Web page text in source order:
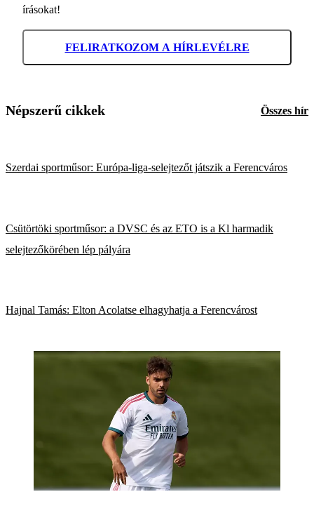
írásokat!
FELIRATKOZOM A HÍRLEVÉLRE
Népszerű cikkek Összes hír
Szerdai sportműsor: Európa-liga-selejtezőt játszik a Ferencváros
Csütörtöki sportműsor: a DVSC és az ETO is a Kl harmadik
selejtezőkörében lép pályára
Hajnal Tamás: Elton Acolatse elhagyhatja a Ferencvárost